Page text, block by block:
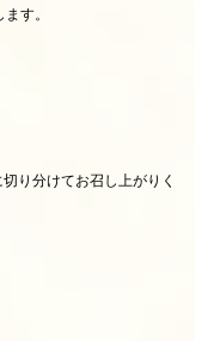
す。
り分けてお召し上がりく